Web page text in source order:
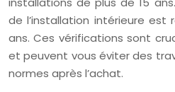
de l’installation intérieure est
ans. Ces vérifications sont
et peuvent vous éviter des
normes après l’achat.